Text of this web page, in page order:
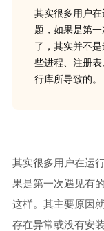
其实很多用户
题，如果是第
了，其实并不
些进程、注册
行库所导致的。
其实很多用户在运
果是第一次遇见有
这样。其主要原因
存在异常或没有安